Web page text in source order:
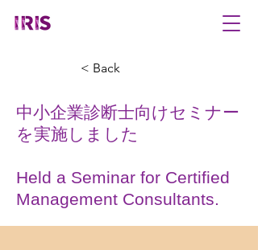
< Back
中小企業診断士向けセミナー
を実施しました
Held a Seminar for Certified
Management Consultants.